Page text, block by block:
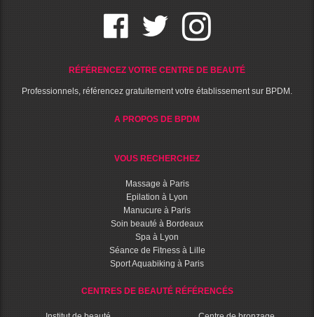
RÉFÉRENCEZ VOTRE CENTRE DE BEAUTÉ
Professionnels, référencez gratuitement votre établissement sur BPDM.
A PROPOS DE BPDM
VOUS RECHERCHEZ
Massage à Paris
Epilation à Lyon
Manucure à Paris
Soin beauté à Bordeaux
Spa à Lyon
Séance de Fitness à Lille
Sport Aquabiking à Paris
CENTRES DE BEAUTÉ RÉFÉRENCÉS